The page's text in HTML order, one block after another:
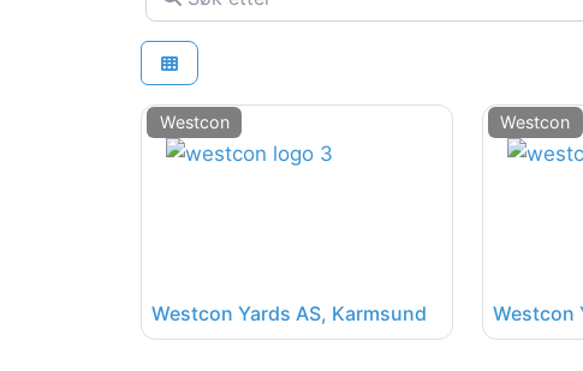
Westcon
Westcon Yards AS, Karmsund
Westcon
Westcon